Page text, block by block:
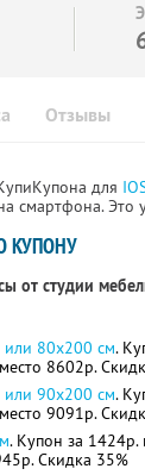
Отзывы
для
смартфона. Это
КУПОНУ
от студии
80х200 см.
8602р.
90х200 см.
9091р.
. Купон за 1424р.
Скидка 35%